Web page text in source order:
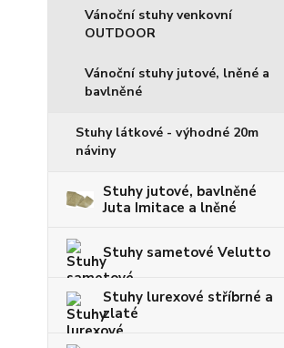
Vánoční stuhy venkovní
OUTDOOR
Vánoční stuhy jutové, lněné a
bavlněné
Stuhy látkové - výhodné 20m
náviny
Stuhy jutové, bavlněné
Juta Imitace a lněné
Stuhy sametové Velutto
Stuhy lurexové stříbrné a
zlaté